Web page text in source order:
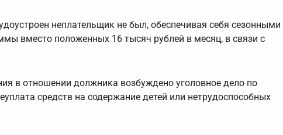
неплательщик не был, обеспечивая себя сезонными
вместо положенных 16 тысяч рублей в месяц, в связи с
в отношении должника возбуждено уголовное дело по
средств на содержание детей или нетрудоспособных